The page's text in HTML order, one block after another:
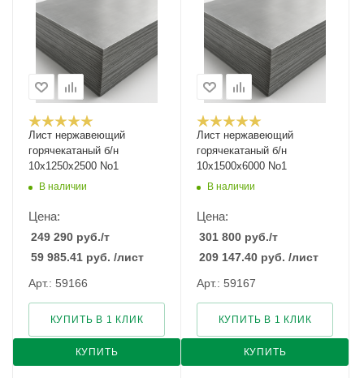
Лист нержавеющий
горячекатаный б/н
10х1250х2500 No1
В наличии
Цена:
249 290 руб./т
59 985.41 руб. /лист
Арт.: 59166
КУПИТЬ
КУПИТЬ В 1 КЛИК
Лист нержавеющий
горячекатаный б/н
10х1500х6000 No1
В наличии
Цена:
301 800 руб./т
209 147.40 руб. /лист
Арт.: 59167
КУПИТЬ
КУПИТЬ В 1 КЛИК